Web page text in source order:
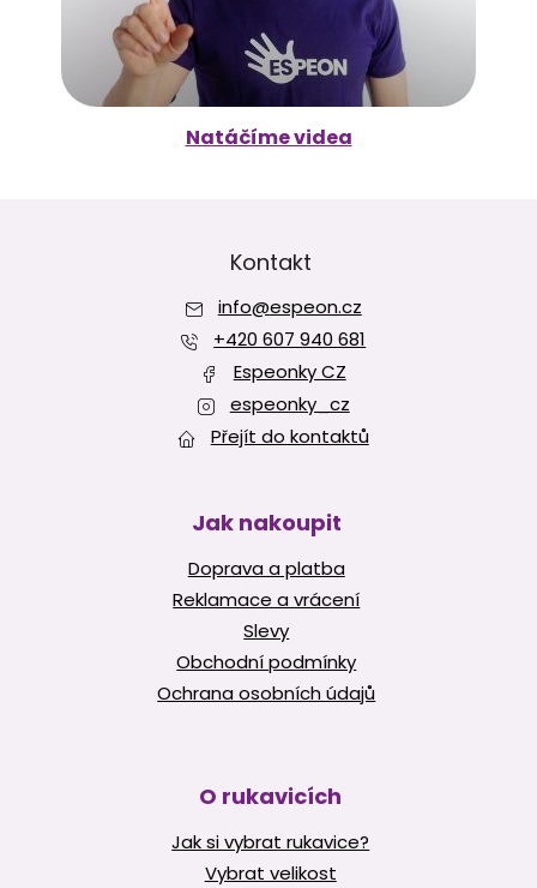
Natáčíme videa
Kontakt
info@espeon.cz
+420 607 940 681
Espeonky CZ
espeonky_cz
Přejít do kontaktů
Jak nakoupit
Doprava a platba
Reklamace a vrácení
Slevy
Obchodní podmínky
Ochrana osobních údajů
O rukavicích
Jak si vybrat rukavice?
Vybrat velikost